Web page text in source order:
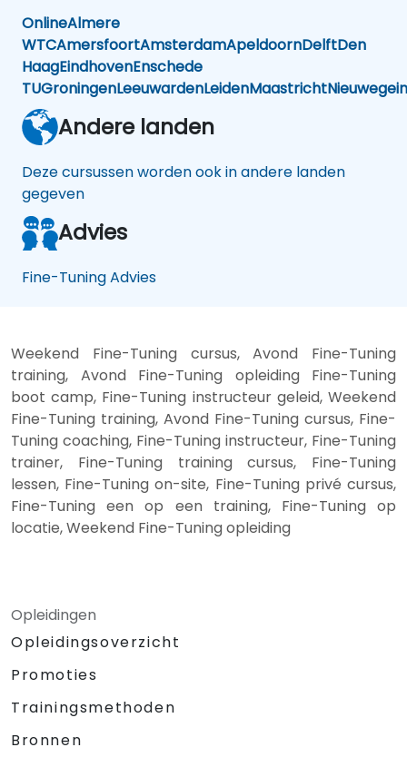
OnlineAlmere
WTCAmersfoortAmsterdamApeldoornDelftDen
HaagEindhovenEnschede
TUGroningenLeeuwardenLeidenMaastrichtNieuwegein
Andere landen
Deze cursussen worden ook in andere landen
gegeven
Advies
Fine-Tuning Advies
Weekend Fine-Tuning cursus, Avond Fine-Tuning
training, Avond Fine-Tuning opleiding Fine-Tuning
boot camp, Fine-Tuning instructeur geleid, Weekend
Fine-Tuning training, Avond Fine-Tuning cursus, Fine-
Tuning coaching, Fine-Tuning instructeur, Fine-Tuning
trainer, Fine-Tuning training cursus, Fine-Tuning
lessen, Fine-Tuning on-site, Fine-Tuning privé cursus,
Fine-Tuning een op een training, Fine-Tuning op
locatie, Weekend Fine-Tuning opleiding
Opleidingen
Opleidingsoverzicht
Promoties
Trainingsmethoden
Bronnen